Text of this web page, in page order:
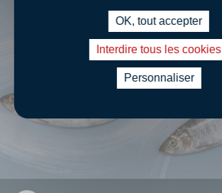
OK, tout accepter
Interdire tous les cookies
Personnaliser